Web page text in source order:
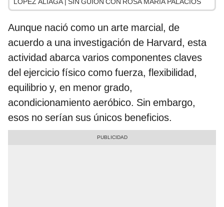
Aunque nació como un arte marcial, de
acuerdo a una investigación de Harvard, esta
actividad abarca varios componentes claves
del ejercicio físico como fuerza, flexibilidad,
equilibrio y, en menor grado,
acondicionamiento aeróbico. Sin embargo,
esos no serían sus únicos beneficios.